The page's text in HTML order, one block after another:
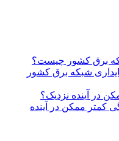
شبکه برق کشور
کمتر ممکن در آینده